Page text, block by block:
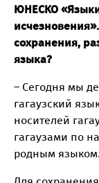
ЮНЕСКО
сохранения,
языка?
– Сегодня мы
гагаузский
носителей
гагаузами по
родным языком.